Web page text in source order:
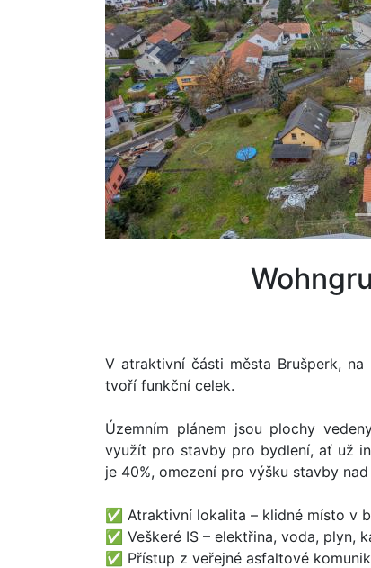
Předchozí
V atraktivní části města Brušperk,
tvoří funkční celek.
Územním plánem jsou plochy
využít pro stavby pro bydlení, ať už
je 40%, omezení pro výšku stavby
✅ Atraktivní lokalita – klidné místo v
✅ Veškeré IS – elektřina, voda, plyn,
✅ Přístup z veřejné asfaltové